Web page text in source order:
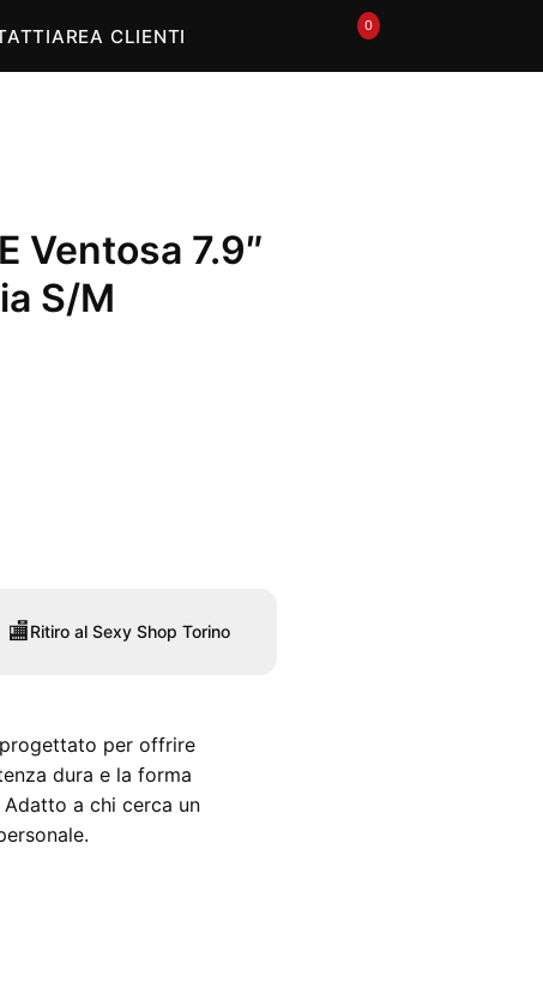
AREA CLIENTI 🛒0
Ventosa 7.9″
S/M
🏬Ritiro al Sexy Shop Torino
per offrire
dura e la forma
Adatto a chi cerca un